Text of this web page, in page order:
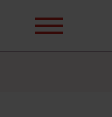
efter: